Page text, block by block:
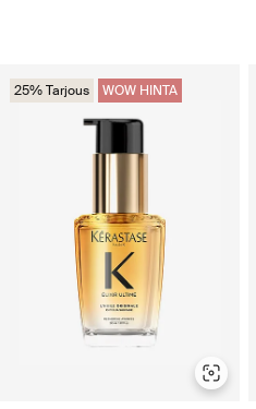
25% Tarjous WOW HINTA